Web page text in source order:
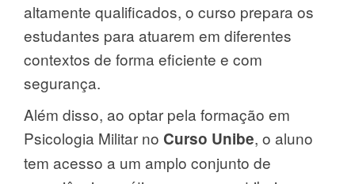
altamente qualificados, o curso prepara os
estudantes para atuarem em diferentes
contextos de forma eficiente e com
segurança.
Além disso, ao optar pela formação em
Psicologia Militar no Curso Unibe, o aluno
tem acesso a um amplo conjunto de